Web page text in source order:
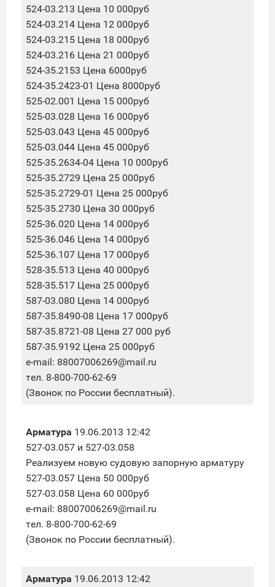
524-03.213 Цена 10 000руб
524-03.214 Цена 12 000руб
524-03.215 Цена 18 000руб
524-03.216 Цена 21 000руб
524-35.2153 Цена 6000руб
524-35.2423-01 Цена 8000руб
525-02.001 Цена 15 000руб
525-03.028 Цена 16 000руб
525-03.043 Цена 45 000руб
525-03.044 Цена 45 000руб
525-35.2634-04 Цена 10 000руб
525-35.2729 Цена 25 000руб
525-35.2729-01 Цена 25 000руб
525-35.2730 Цена 30 000руб
525-36.020 Цена 14 000руб
525-36.046 Цена 14 000руб
525-36.107 Цена 17 000руб
528-35.513 Цена 40 000руб
528-35.517 Цена 25 000руб
587-03.080 Цена 14 000руб
587-35.8490-08 Цена 17 000руб
587-35.8721-08 Цена 27 000 руб
587-35.9192 Цена 25 000руб
e-mail: 88007006269@mail.ru
тел. 8-800-700-62-69
(Звонок по России бесплатный).
Арматура 19.06.2013 12:42
527-03.057 и 527-03.058
Реализуем новую судовую запорную арматуру
527-03.057 Цена 50 000руб
527-03.058 Цена 60 000руб
e-mail: 88007006269@mail.ru
тел. 8-800-700-62-69
(Звонок по России бесплатный).
Арматура 19.06.2013 12:42